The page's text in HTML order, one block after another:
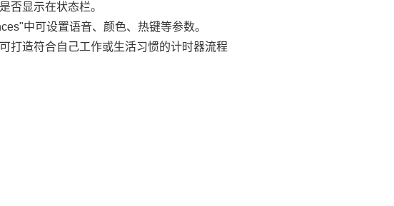
否显示在状态栏。
中可设置语音、颜色、热键等参数。
打造符合自己工作或生活习惯的计时器流程